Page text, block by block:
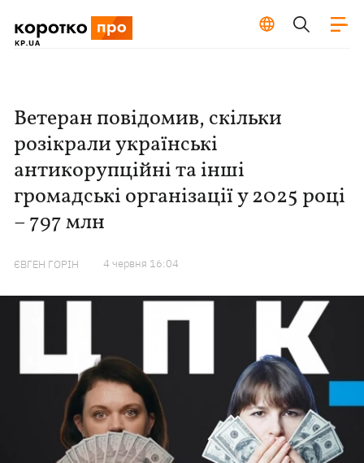
Ветеран повідомив, скільки
розікрали українські
антикорупційні та інші
громадські організації у 2025 році
– 797 млн
ЄВГЕН ГОРІН 4 червня 16:04